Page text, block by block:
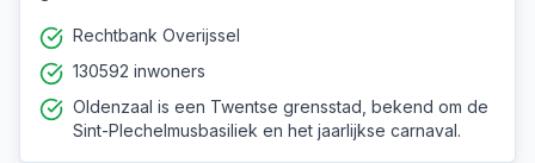
Rechtbank Overijssel
130592 inwoners
Oldenzaal is een Twentse grensstad, bekend om de
Sint-Plechelmusbasiliek en het jaarlijkse carnaval.